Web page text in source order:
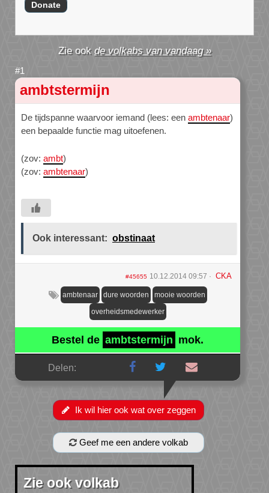
de volkabs van vandaag »
ambtstermijn
De tijdspanne waarvoor iemand (lees: een ambtenaar)
een bepaalde functie mag uitoefenen.
(zov: ambt)
(zov: ambtenaar)
Ook interessant: obstinaat
#45655 10.12.2014 09:57 CKA
ambtenaar dure woorden mooie woorden
overheidsmedewerker
Bestel de ambtstermijn mok.
Delen:
Ik wil hier ook wat over zeggen
Geef me een andere volkab
Zie ook volkab